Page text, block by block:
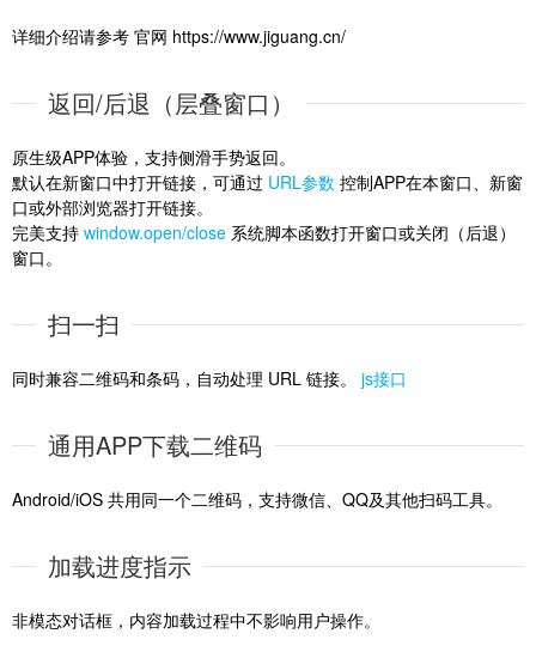
详细介绍请参考 官网 https://www.jiguang.cn/
返回/后退（层叠窗口）
原生级APP体验，支持侧滑手势返回。
默认在新窗口中打开链接，可通过 URL参数 控制APP在本窗口、新窗
口或外部浏览器打开链接。
完美支持 window.open/close 系统脚本函数打开窗口或关闭（后退）
窗口。
扫一扫
同时兼容二维码和条码，自动处理 URL 链接。 js接口
通用APP下载二维码
Android/iOS 共用同一个二维码，支持微信、QQ及其他扫码工具。
加载进度指示
非模态对话框，内容加载过程中不影响用户操作。